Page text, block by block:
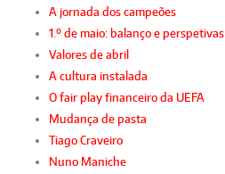
A jornada dos campeões
1.º de maio: balanço e perspetivas
Valores de abril
A cultura instalada
O fair play financeiro da UEFA
Mudança de pasta
Tiago Craveiro
Nuno Maniche